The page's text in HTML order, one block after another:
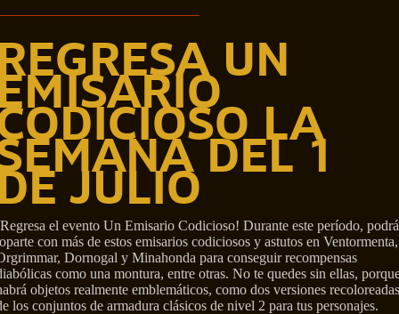
UN
LA
DEL 1
JULIO
el evento Un Emisario Codicioso! Durante este período,
con más de estos emisarios codiciosos y astutos en Ventormenta,
Dornogal y Minahonda para conseguir recompensas
como una montura, entre otras. No te quedes sin ellas,
objetos realmente emblemáticos, como dos versiones recoloreadas
los conjuntos de armadura clásicos de nivel 2 para tus personajes.